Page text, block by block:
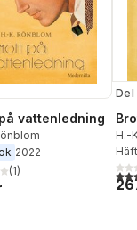
vattenledning
2022
5 stjärnor. Totalt antal
(1)
Del
H.-
3,3